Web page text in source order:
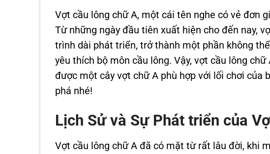
Vợt cầu lông chữ A, một cái tên nghe có vẻ đơn
Từ những ngày đầu tiên xuất hiện cho đến nay,
trình dài phát triển, trở thành một phần không
yêu thích bộ môn cầu lông. Vậy, vợt cầu lông
được một cây vợt chữ A phù hợp với lối chơi của
phá nhé!
Lịch Sử và Sự Phát triển của
Vợt cầu lông chữ A đã có mặt từ rất lâu đời, khi